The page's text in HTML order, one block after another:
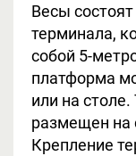
Весы
терминала,
собой 5-
платформа
или на
размещен на
Крепление